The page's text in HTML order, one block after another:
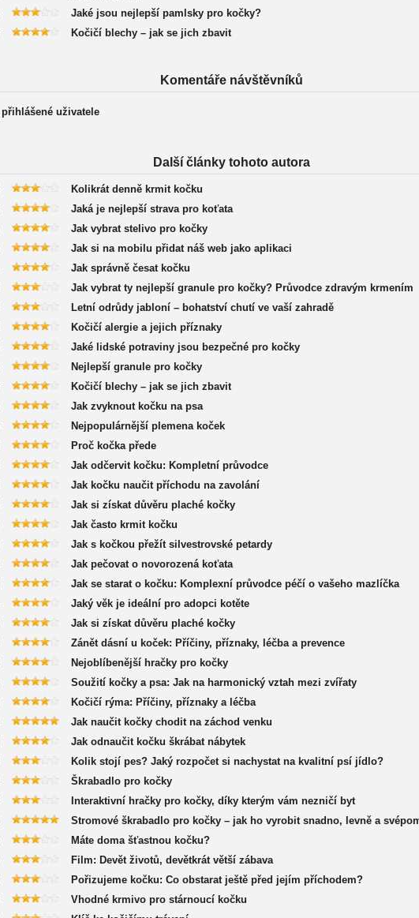
Jaké jsou nejlepší pamlsky pro kočky?
Kočičí blechy – jak se jich zbavit
Komentáře návštěvníků
přihlášené uživatele
Další články tohoto autora
Kolikrát denně krmit kočku
Jaká je nejlepší strava pro koťata
Jak vybrat stelivo pro kočky
Jak si na mobilu přidat náš web jako aplikaci
Jak správně česat kočku
Jak vybrat ty nejlepší granule pro kočky? Průvodce zdravým krmením
Letní odrůdy jabloní – bohatství chutí ve vaší zahradě
Kočičí alergie a jejich příznaky
Jaké lidské potraviny jsou bezpečné pro kočky
Nejlepší granule pro kočky
Kočičí blechy – jak se jich zbavit
Jak zvyknout kočku na psa
Nejpopulárnější plemena koček
Proč kočka přede
Jak odčervit kočku: Kompletní průvodce
Jak kočku naučit příchodu na zavolání
Jak si získat důvěru plaché kočky
Jak často krmit kočku
Jak s kočkou přežít silvestrovské petardy
Jak pečovat o novorozená koťata
Jak se starat o kočku: Komplexní průvodce péčí o vašeho mazlíčka
Jaký věk je ideální pro adopci kotěte
Jak si získat důvěru plaché kočky
Zánět dásní u koček: Příčiny, příznaky, léčba a prevence
Nejoblíbenější hračky pro kočky
Soužití kočky a psa: Jak na harmonický vztah mezi zvířaty
Kočičí rýma: Příčiny, příznaky a léčba
Jak naučit kočky chodit na záchod venku
Jak odnaučit kočku škrábat nábytek
Kolik stojí pes? Jaký rozpočet si nachystat na kvalitní psí jídlo?
Škrabadlo pro kočky
Interaktivní hračky pro kočky, díky kterým vám nezničí byt
Stromové škrabadlo pro kočky – jak ho vyrobit snadno, levně a
Máte doma šťastnou kočku?
Film: Devět životů, devětkrát větší zábava
Pořizujeme kočku: Co obstarat ještě před jejím příchodem?
Vhodné krmivo pro stárnoucí kočku